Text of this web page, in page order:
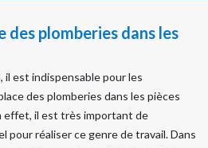
des plomberies dans les
il est indispensable pour les
des plomberies dans les pièces
effet, il est très important de
pour réaliser ce genre de travail. Dans